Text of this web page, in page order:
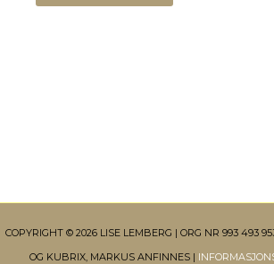
COPYRIGHT © 2026 LISE LEMBERG | ORG NR 993 493
OG KUBRIX, MARKUS ANFINNES |